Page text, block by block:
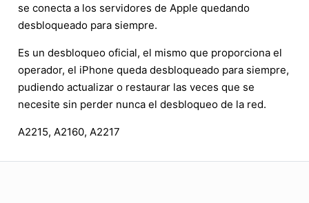
se conecta a los servidores de Apple quedando
desbloqueado para siempre.
Es un desbloqueo oficial, el mismo que proporciona el
operador, el iPhone queda desbloqueado para siempre,
pudiendo actualizar o restaurar las veces que se
necesite sin perder nunca el desbloqueo de la red.
A2215, A2160, A2217